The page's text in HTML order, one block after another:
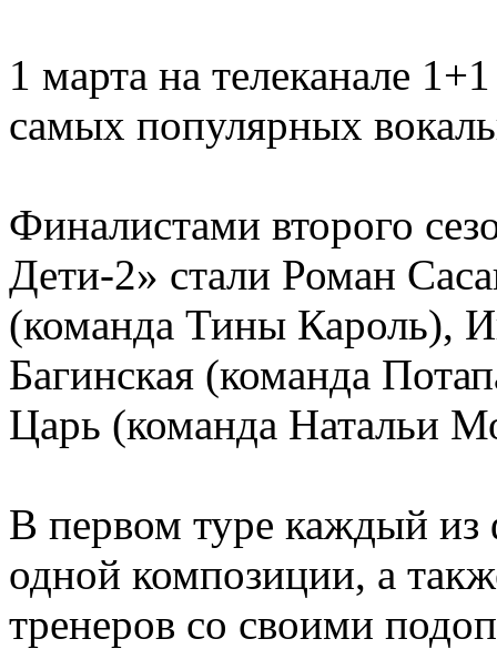
1 марта на телеканале
самых популярных
Финалистами второго
Дети-2» стали Роман
(команда Тины Кароль),
Багинская (команда
Царь (команда Натальи
В первом туре каждый из
одной композиции, а
тренеров со своими